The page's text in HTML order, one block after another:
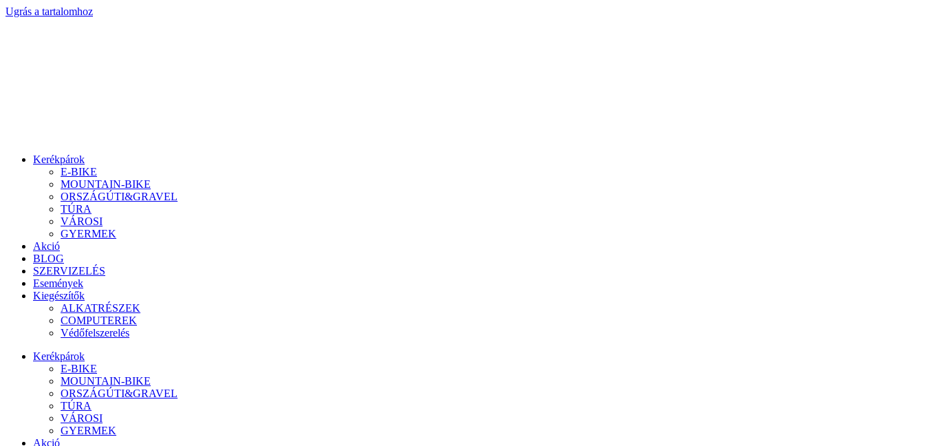
Ugrás a tartalomhoz
Kerékpárok
E-BIKE
MOUNTAIN-BIKE
ORSZÁGÚTI&GRAVEL
TÚRA
VÁROSI
GYERMEK
Akció
BLOG
SZERVIZELÉS
Események
Kiegészítők
ALKATRÉSZEK
COMPUTEREK
Védőfelszerelés
Kerékpárok
E-BIKE
MOUNTAIN-BIKE
ORSZÁGÚTI&GRAVEL
TÚRA
VÁROSI
GYERMEK
Akció